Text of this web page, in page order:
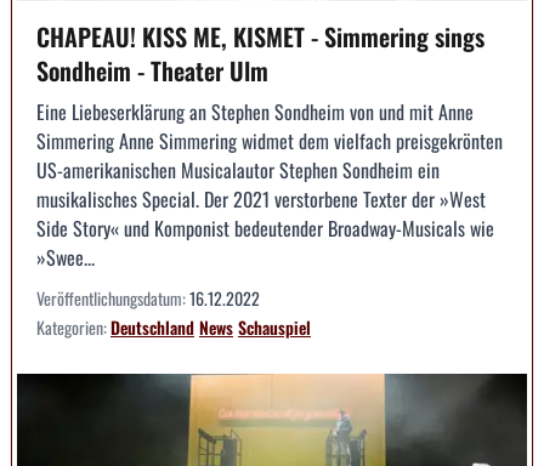
CHAPEAU! KISS ME, KISMET - Simmering sings
Sondheim - Theater Ulm
Eine Liebeserklärung an Stephen Sondheim von und mit Anne
Simmering Anne Simmering widmet dem vielfach preisgekrönten
US-amerikanischen Musicalautor Stephen Sondheim ein
musikalisches Special. Der 2021 verstorbene Texter der »West
Side Story« und Komponist bedeutender Broadway-Musicals wie
»Swee...
Veröffentlichungsdatum:16.12.2022
Kategorien:DeutschlandNewsSchauspiel